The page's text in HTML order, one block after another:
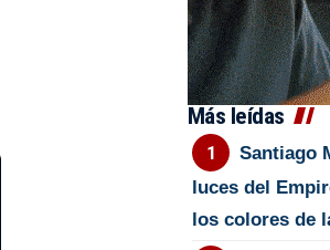
Más leídas
Santiago
luces del
los colores de